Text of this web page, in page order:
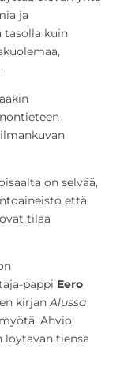
ja
tasolla kuin
on selvää,
että
tilaa
pappi Eero
kirjanAlussa
Ahvio
löytävän tiensä